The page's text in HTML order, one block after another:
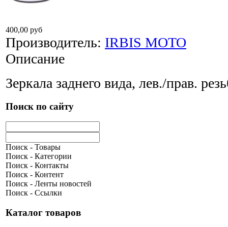
400,00 руб
Производитель: IRBIS MOTO
Описание
Зеркала заднего вида, лев./прав.
Поиск по сайту
Поиск - Товары
Поиск - Категории
Поиск - Контакты
Поиск - Контент
Поиск - Ленты новостей
Поиск - Ссылки
Каталог товаров